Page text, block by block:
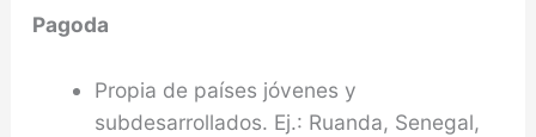
Pagoda
Propia de países jóvenes y
subdesarrollados. Ej.: Ruanda, Senegal,